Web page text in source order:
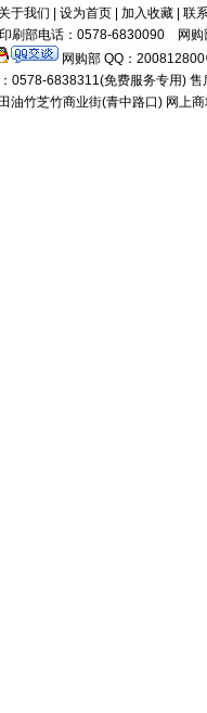
关于我们
| 设为首页 | 加入收藏 |
刷部电话：0578-6830090 网
网购部 QQ：200812800
0578-6838311(免费服务专用)
油竹芝竹商业街(青中路口) 网上